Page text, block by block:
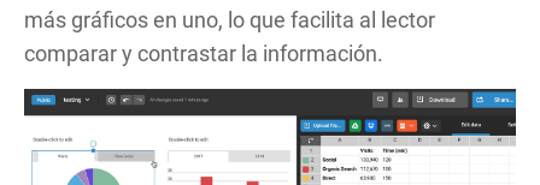
más gráficos en uno, lo que facilita al lector
comparar y contrastar la información.